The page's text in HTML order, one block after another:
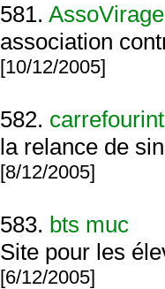
581. AssoVirage
association
[10/12/2005]
582.
la relance de
[8/12/2005]
583. bts muc
Site pour les
[6/12/2005]